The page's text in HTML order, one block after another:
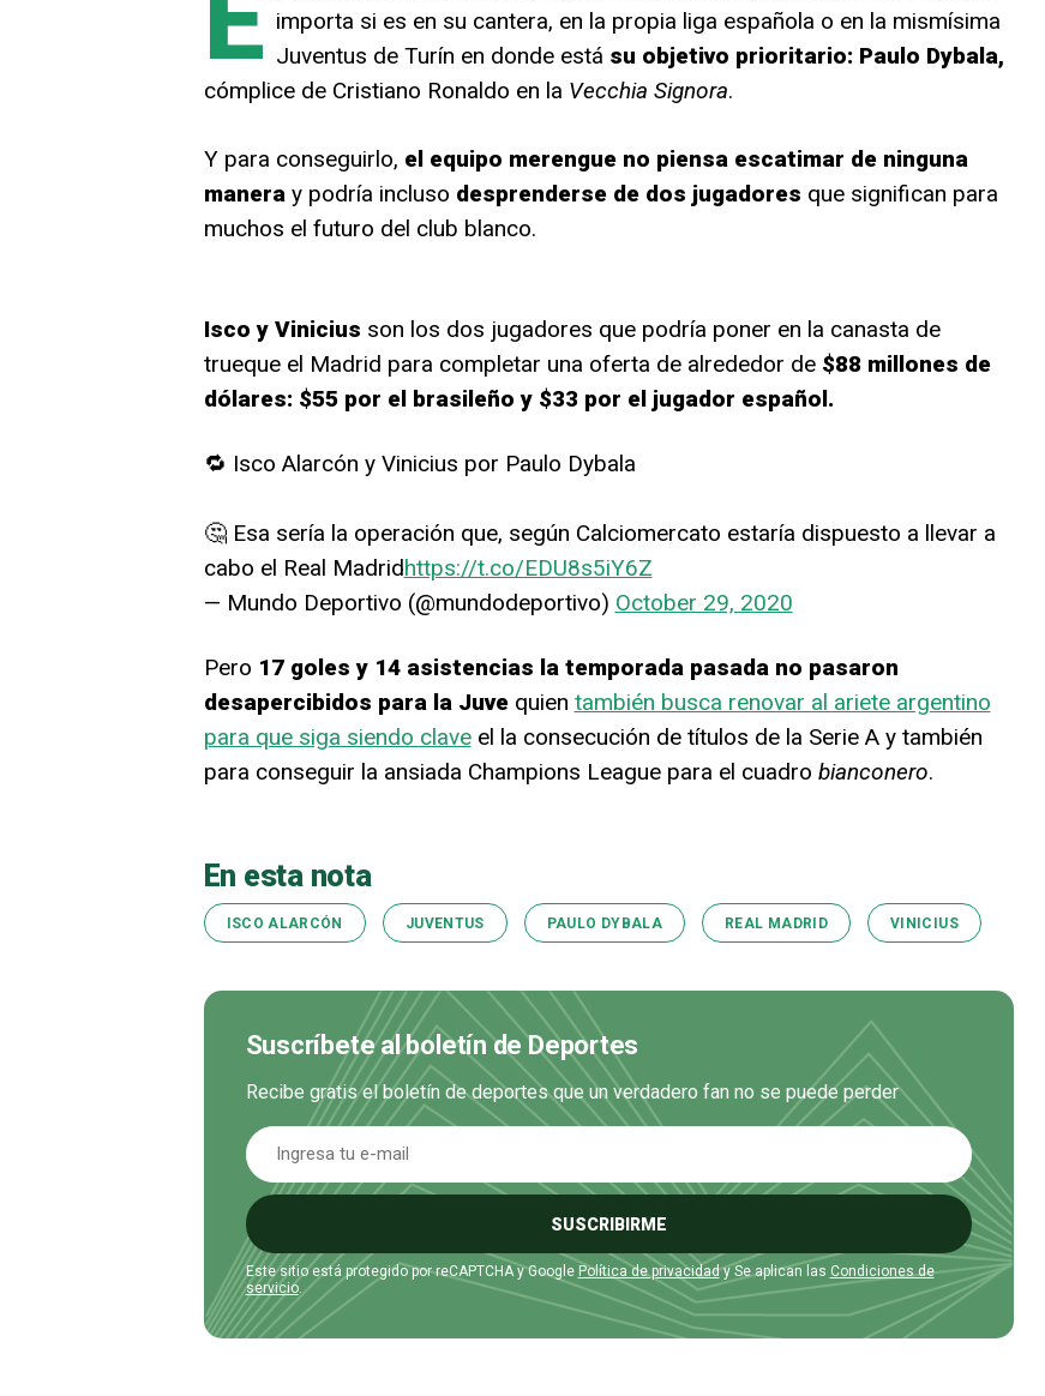
importa si es en su cantera, en la propia liga española o en la mismísima
Juventus de Turín en donde está su objetivo prioritario: Paulo Dybala,
cómplice de Cristiano Ronaldo en la Vecchia Signora.
Y para conseguirlo, el equipo merengue no piensa escatimar de ninguna
maneray podría incluso desprenderse de dos jugadores que significan para
muchos el futuro del club blanco.
Isco y Vinicius son los dos jugadores que podría poner en la canasta de
trueque el Madrid para completar una oferta de alrededor de $88 millones de
dólares: $55 por el brasileño y $33 por el jugador español.
🔁 Isco Alarcón y Vinicius por Paulo Dybala
🤔 Esa sería la operación que, según Calciomercato estaría dispuesto a llevar a
cabo el Real Madridhttps://t.co/EDU8s5iY6Z
— Mundo Deportivo (@mundodeportivo) October 29, 2020
Pero 17 goles y 14 asistencias la temporada pasada no pasaron
desapercibidos para la Juvequien también busca renovar al ariete argentino
para que siga siendo claveel la consecución de títulos de la Serie A y también
para conseguir la ansiada Champions League para el cuadro bianconero.
En esta nota
ISCO ALARCÓN JUVENTUS PAULO DYBALA REAL MADRID VINICIUS
Suscríbete al boletín de Deportes
Recibe gratis el boletín de deportes que un verdadero fan no se puede perder
SUSCRIBIRME
Este sitio está protegido por reCAPTCHA y Google Política de privacidady Se aplican las Condiciones de
servicio.